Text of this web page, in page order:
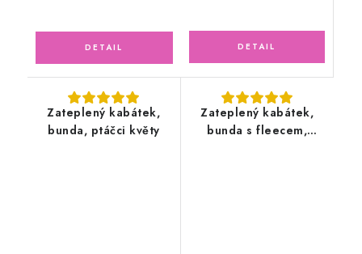
Zateplený kabátek,
bunda, ptáčci květy
Zateplený kabátek,
bunda s fleecem,